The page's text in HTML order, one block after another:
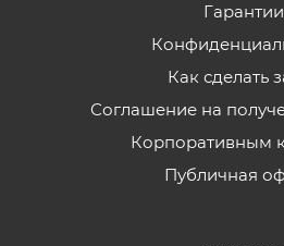
Гарантии
Как сделать
Соглашение на
Корпоративным
Публичная